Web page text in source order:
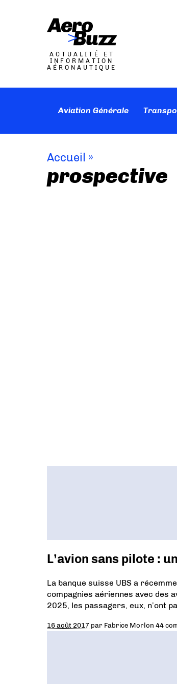
ACTUALITÉ ET
INFORMATION
AÉRONAUTIQUE
Aviation Générale
Accueil »
prospective
L’avion sans pilote :
La banque suisse UBS a
compagnies aériennes avec des
2025, les passagers, eux, n’ont
16 août 2017 par Fabrice Morlon 44